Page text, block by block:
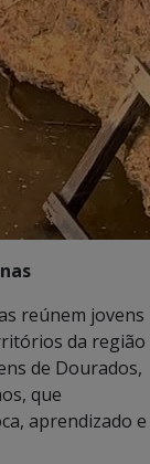
reúnem jovens
da região
de Dourados,
que
aprendizado e